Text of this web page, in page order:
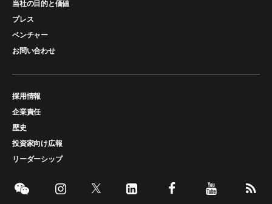
当社の目的と価値
プレス
ベンチャー
お問い合わせ
採用情報
企業責任
歴史
投資家向け広報
リーダーシップ